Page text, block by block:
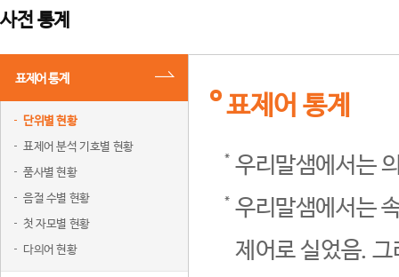
사전 통계
표제어 통계
단위별 현황
표제어 분석 기호별 현황
품사별 현황
음절 수별 현황
첫 자모별 현황
다의어 현황
표제어 통계
우리말샘에서는
우리말샘에서는
제어로 실었음.